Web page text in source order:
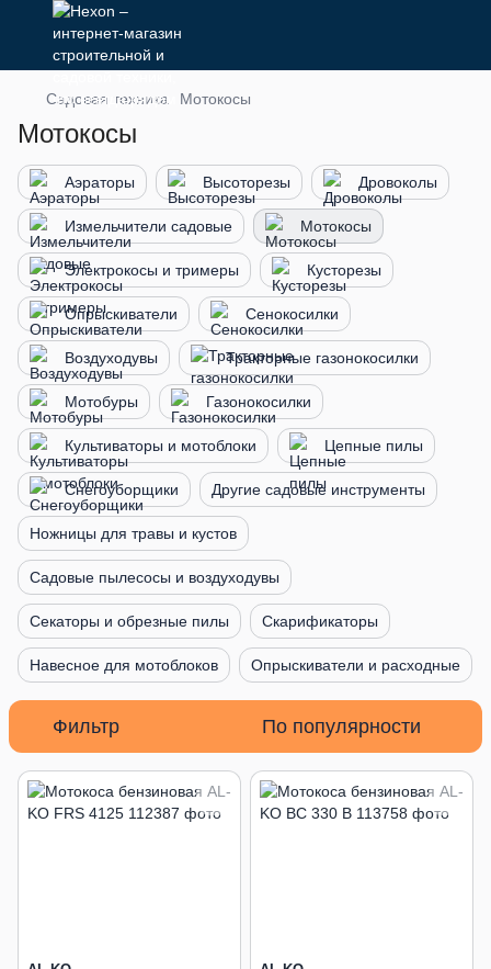
Садовая техника Мотокосы
Мотокосы
Аэраторы Высоторезы Дровоколы
Измельчители садовые Мотокосы
Электрокосы и тримеры Кусторезы
Опрыскиватели Сенокосилки
Воздуходувы Тракторные газонокосилки
Мотобуры Газонокосилки
Культиваторы и мотоблоки Цепные пилы
Снегоуборщики Другие садовые инструменты
Ножницы для травы и кустов
Садовые пылесосы и воздуходувы
Секаторы и обрезные пилы Скарификаторы
Навесное для мотоблоков Опрыскиватели и расходные
Фильтр По популярности